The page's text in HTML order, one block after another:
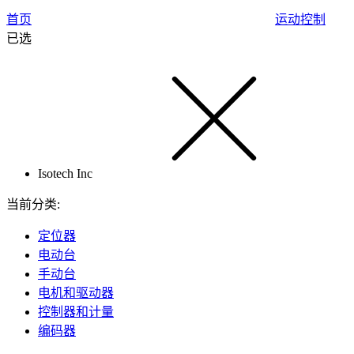
首页
运动控制
已选
Isotech Inc
当前分类:
定位器
电动台
手动台
电机和驱动器
控制器和计量
编码器